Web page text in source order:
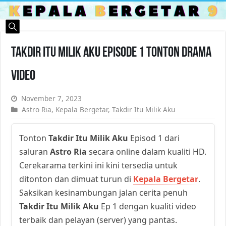
Takdir Itu Milik Aku Episode 1 Tonton Drama
Video
November 7, 2023
Astro Ria, Kepala Bergetar,Takdir Itu Milik Aku
TontonTakdir Itu Milik Aku Episod 1 dari
saluranAstro Ria secara online dalam kualiti HD.
Cerekarama terkini ini kini tersedia untuk
ditonton dan dimuat turun di Kepala Bergetar.
Saksikan kesinambungan jalan cerita penuh
Takdir Itu Milik Aku Ep 1 dengan kualiti video
terbaik dan pelayan (server) yang pantas.